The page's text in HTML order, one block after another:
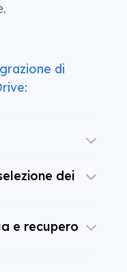
di
dei
e recupero